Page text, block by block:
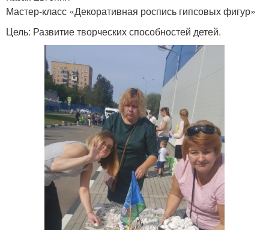
Мастер-класс «Декоративная роспись гипсовых фигур»
Цель: Развитие творческих способностей детей.